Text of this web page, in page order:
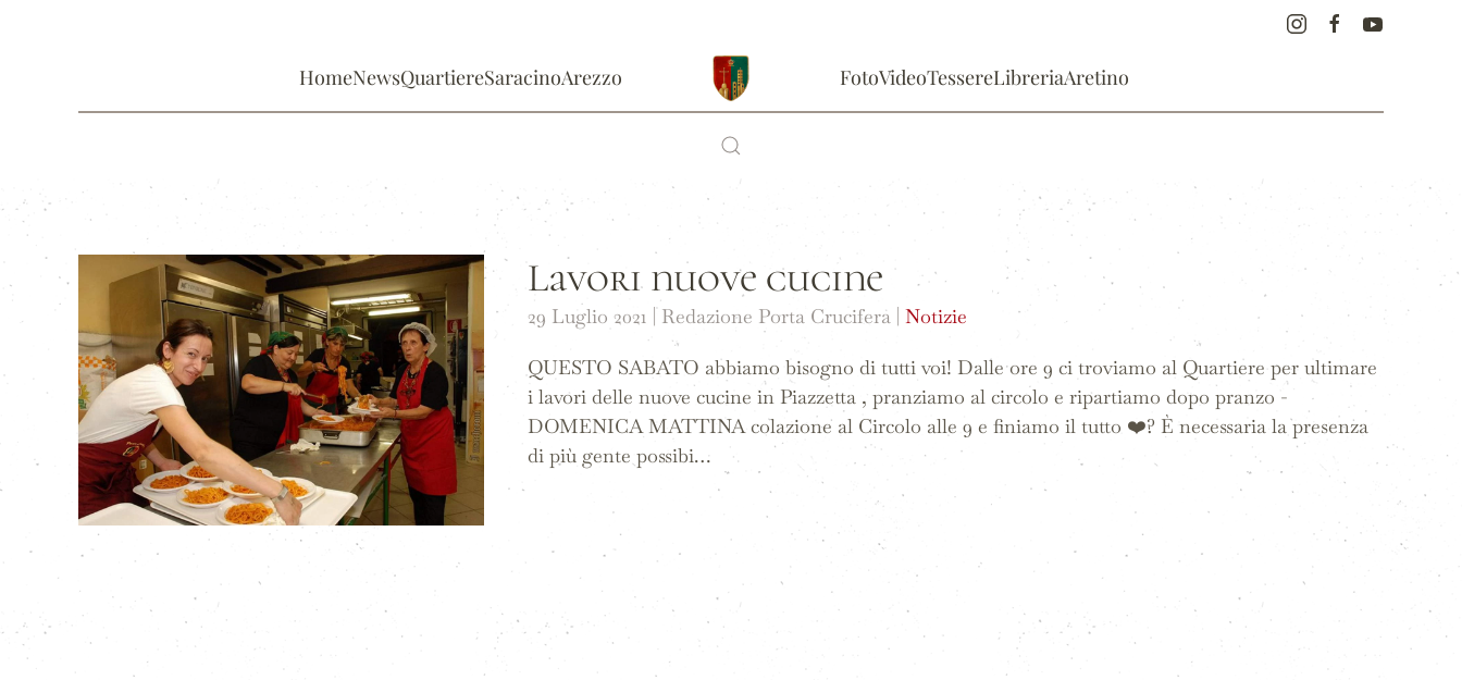
HomeNewsQuartiereSaracinoArezzo FotoVideoTessereLibreriaAretino
Lavori nuove cucine
29 Luglio 2021 | Redazione Porta Crucifera |Notizie
QUESTO SABATO abbiamo bisogno di tutti voi! Dalle ore 9 ci troviamo al Quartiere per ultimare
i lavori delle nuove cucine in Piazzetta , pranziamo al circolo e ripartiamo dopo pranzo -
DOMENICA MATTINA colazione al Circolo alle 9 e finiamo il tutto ❤️? È necessaria la presenza
di più gente possibi…